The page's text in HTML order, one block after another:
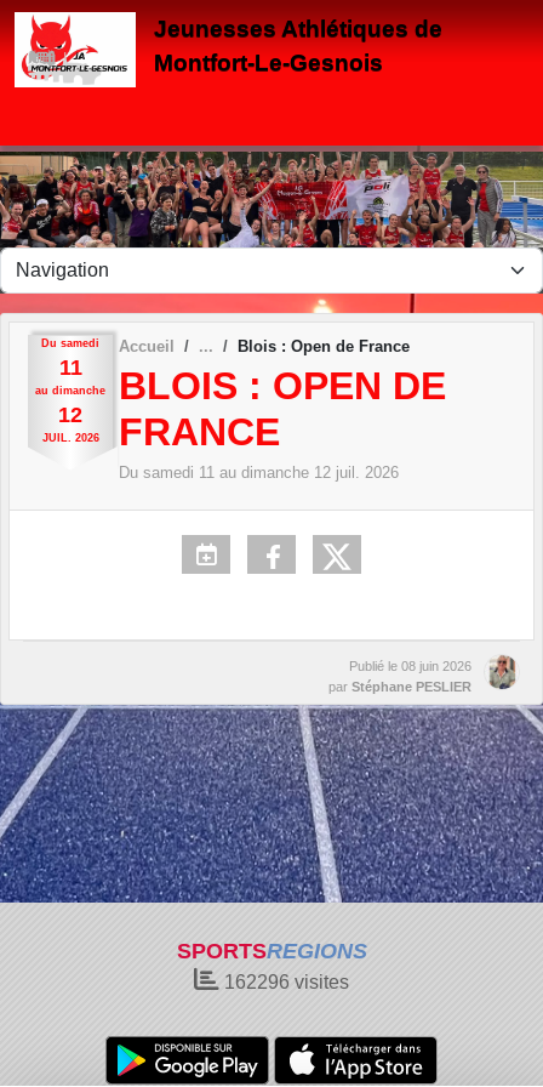
Jeunesses Athlétiques de
Montfort-Le-Gesnois
Du samedi
11
au dimanche
12
JUIL. 2026
Accueil Blois : Open de France
BLOIS : OPEN DE
FRANCE
Du samedi 11 au dimanche 12 juil. 2026
Publié le 08 juin 2026
par Stéphane PESLIER
SPORTSREGIONS
162296 visites
Panneau de gestion des cookies